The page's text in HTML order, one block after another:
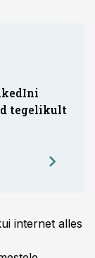
tegelikult
internet alles